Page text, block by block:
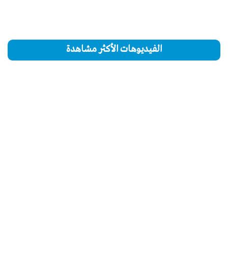
الفيديوهات الأكثر مشاهدة